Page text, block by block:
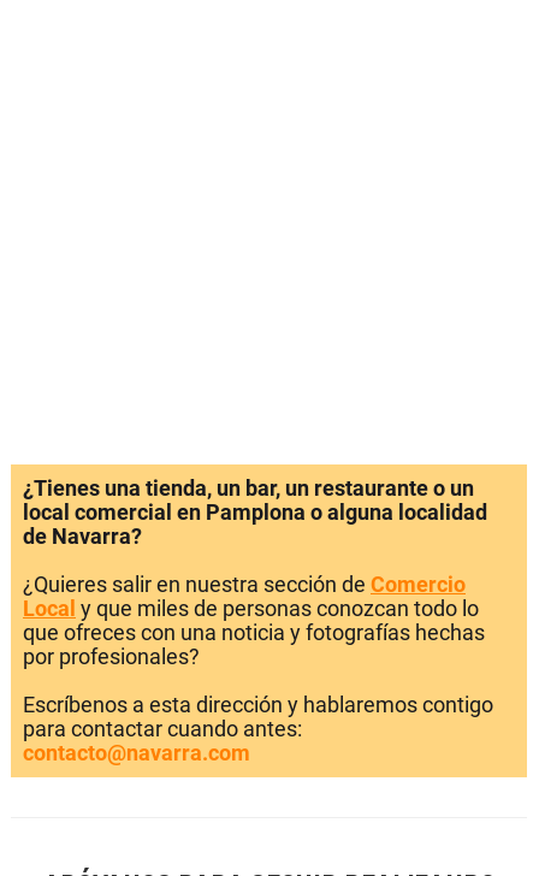
¿Tienes una tienda, un bar, un restaurante o un
local comercial en Pamplona o alguna localidad
de Navarra?
¿Quieres salir en nuestra sección de Comercio
Local y que miles de personas conozcan todo lo
que ofreces con una noticia y fotografías hechas
por profesionales?
Escríbenos a esta dirección y hablaremos contigo
para contactar cuando antes:
contacto@navarra.com